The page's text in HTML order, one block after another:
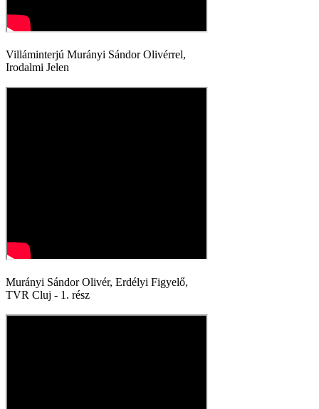
Villáminterjú Murányi Sándor Olivérrel,
Irodalmi Jelen
Murányi Sándor Olivér, Erdélyi Figyelő,
TVR Cluj - 1. rész